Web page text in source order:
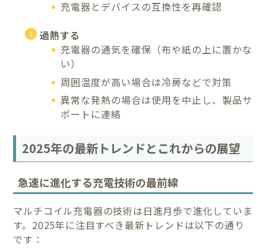
充電器とデバイスの互換性を再確認
過熱する
充電器の通気を確保（布や紙の上に置かな
い）
周囲温度が高い場合は冷房などで対策
異常な発熱の場合は使用を中止し、製品サ
ポートに連絡
2025年の最新トレンドとこれからの展望
急速に進化する充電技術の最前線
マルチコイル充電器の技術は日進月歩で進化していま
す。2025年に注目すべき最新トレンドは以下の通り
です：